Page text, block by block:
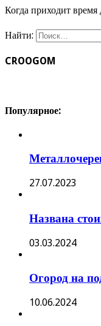
Когда приходит
Найти:
CROOGOM
Популярное:
27.07.2023
Названа
03.03.2024
Огород на
10.06.2024